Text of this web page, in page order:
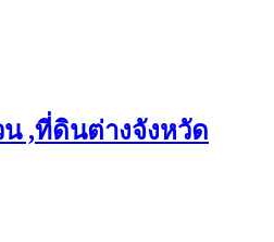
,ที่ดินต่างจังหวัด